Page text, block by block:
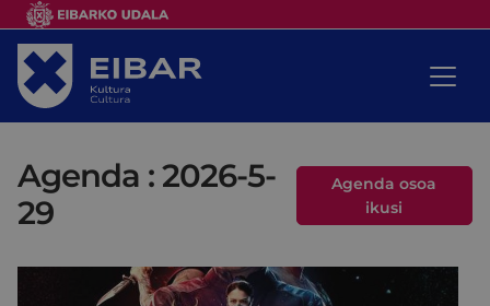
Agenda : 2026-5-
29
Agenda osoa
ikusi